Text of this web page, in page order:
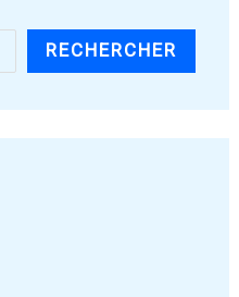
RECHERCHER